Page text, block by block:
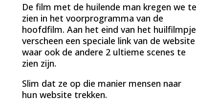
De film met de huilende man kregen we te
zien in het voorprogramma van de
hoofdfilm. Aan het eind van het huilfilmpje
verscheen een speciale link van de website
waar ook de andere 2 ultieme scenes te
zien zijn.
Slim dat ze op die manier mensen naar
hun website trekken.